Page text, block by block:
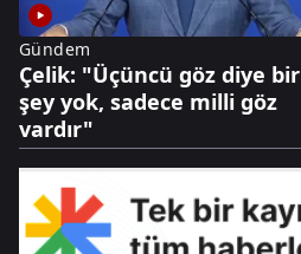
Gündem
Çelik: "Üçüncü göz diye bir
şey yok, sadece milli göz
vardır"